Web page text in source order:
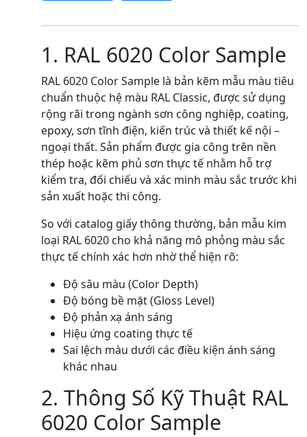
1. RAL 6020 Color Sample
RAL 6020 Color Sample là bản kẽm mẫu màu tiêu
chuẩn thuộc hệ màu RAL Classic, được sử dụng
rộng rãi trong ngành sơn công nghiệp, coating,
epoxy, sơn tĩnh điện, kiến trúc và thiết kế nội –
ngoại thất. Sản phẩm được gia công trên nền
thép hoặc kẽm phủ sơn thực tế nhằm hỗ trợ
kiểm tra, đối chiếu và xác minh màu sắc trước khi
sản xuất hoặc thi công.
So với catalog giấy thông thường, bản mẫu kim
loại RAL 6020 cho khả năng mô phỏng màu sắc
thực tế chính xác hơn nhờ thể hiện rõ:
Độ sâu màu (Color Depth)
Độ bóng bề mặt (Gloss Level)
Độ phản xạ ánh sáng
Hiệu ứng coating thực tế
Sai lệch màu dưới các điều kiện ánh sáng
khác nhau
2. Thông Số Kỹ Thuật RAL
6020 Color Sample